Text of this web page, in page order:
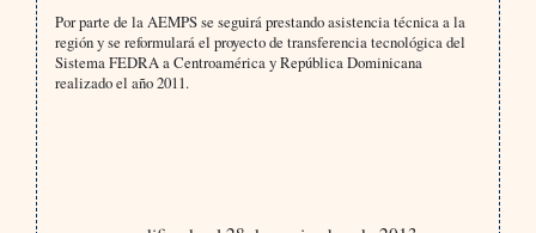
Por parte de la AEMPS se seguirá prestando asistencia técnica a la
región y se reformulará el proyecto de transferencia tecnológica del
Sistema FEDRA a Centroamérica y República Dominicana
realizado el año 2011.